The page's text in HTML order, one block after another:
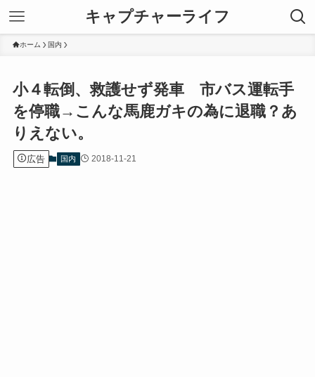
キャプチャーライフ
ホーム 国内
小４転倒、救護せず発車 市バス運転手
を停職→こんな馬鹿ガキの為に退職？あ
りえない。
広告 国内 2018-11-21